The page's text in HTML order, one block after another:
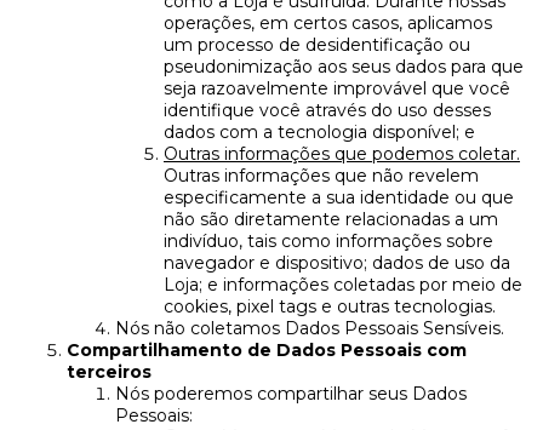
operações, em certos casos, aplicamos
um processo de desidentificação ou
pseudonimização aos seus dados para que
seja razoavelmente improvável que você
identifique você através do uso desses
dados com a tecnologia disponível; e
Outras informações que podemos coletar.
Outras informações que não revelem
especificamente a sua identidade ou que
não são diretamente relacionadas a um
indivíduo, tais como informações sobre
navegador e dispositivo; dados de uso da
Loja; e informações coletadas por meio de
cookies, pixel tags e outras tecnologias.
Nós não coletamos Dados Pessoais Sensíveis.
Compartilhamento de Dados Pessoais com
terceiros
Nós poderemos compartilhar seus Dados
Pessoais: